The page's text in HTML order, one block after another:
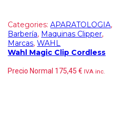
Categories:APARATOLOGIA,
Barbería, Maquinas Clipper,
Marcas,WAHL
Wahl Magic Clip Cordless
Precio Normal 175,45€ IVA inc.